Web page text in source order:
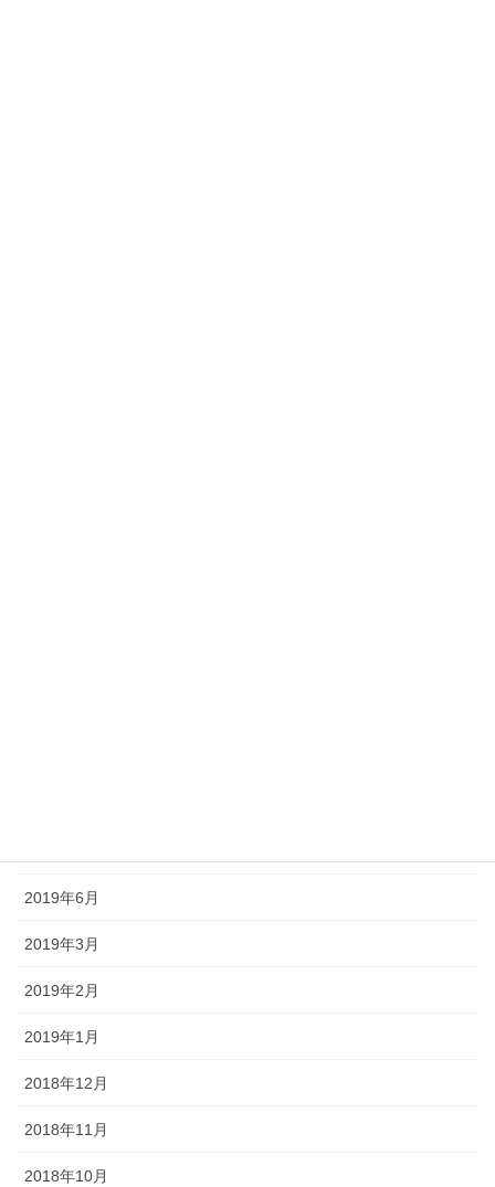
2019年6月
2019年3月
2019年2月
2019年1月
2018年12月
2018年11月
2018年10月